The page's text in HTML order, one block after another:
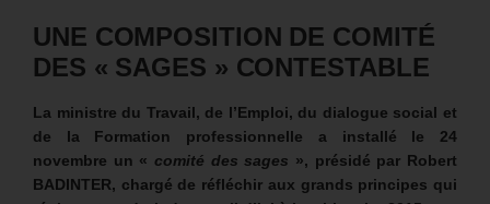
UNE COMPOSITION DE COMITÉ
DES « SAGES » CONTESTABLE
La ministre du Travail, de l’Emploi, du dialogue social et
de la Formation professionnelle a installé le 24
novembre un « comité des sages », présidé par Robert
BADINTER, chargé de réfléchir aux grands principes qui